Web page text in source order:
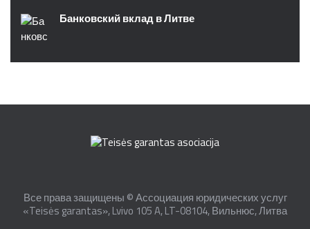
Банковский вклад в Литве
Все права защищены © Ассоциация юридических услуг
«Teisės garantas», Lvivo 105 A, LT-08104, Вильнюс, Литва